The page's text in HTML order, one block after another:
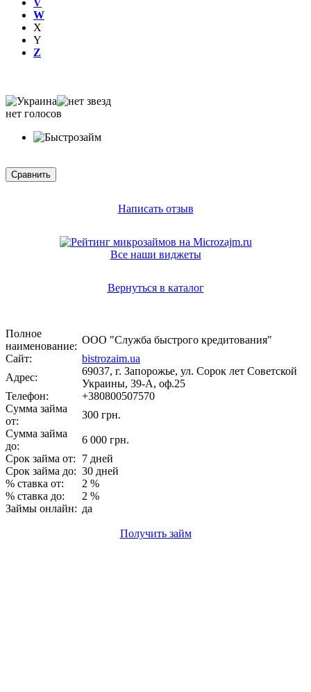
W
X
Y
Z
нет голосов
Написать отзыв
Все наши виджеты
Вернуться в каталог
Полное
наименование:
ООО "Служба быстрого кредитования"
Сайт:
bistrozaim.ua
Адрес:
69037, г. Запорожье, ул. Сорок лет Советской
Украины, 39-А, оф.25
Телефон:
+380800507570
Сумма займа
от:
300 грн.
Сумма займа
до:
6 000 грн.
Срок займа от:
7 дней
Срок займа до: 30 дней
% ставка от:
2 %
% ставка до:
2 %
Займы онлайн: да
Получить займ